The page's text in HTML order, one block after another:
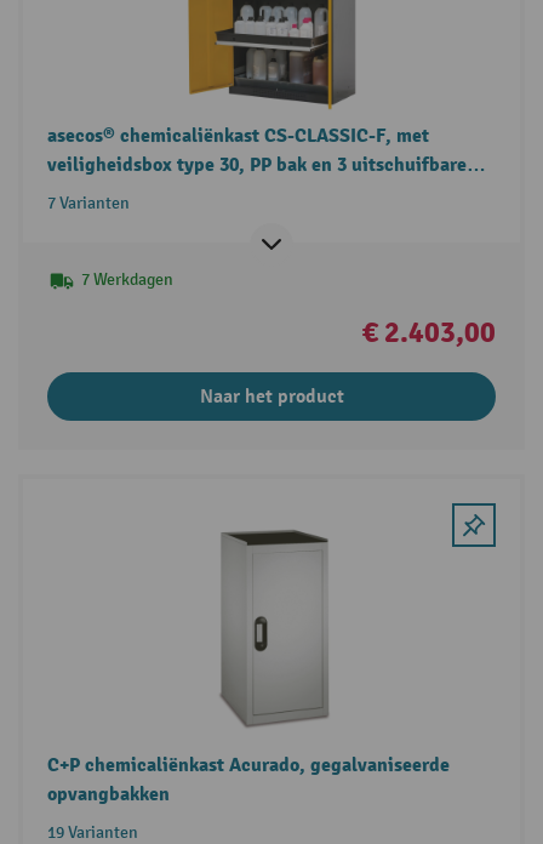
asecos® chemicaliënkast CS-CLASSIC-F, met
veiligheidsbox type 30, PP bak en 3 uitschuifbare
legplanken
7 Varianten
7 Werkdagen
€ 2.403,00
Naar het product
C+P chemicaliënkast Acurado, gegalvaniseerde
opvangbakken
19 Varianten